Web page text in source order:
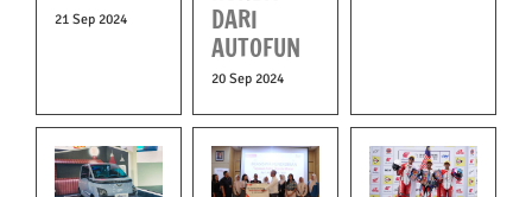
21 Sep 2024
DARI
AUTOFUN
20 Sep 2024